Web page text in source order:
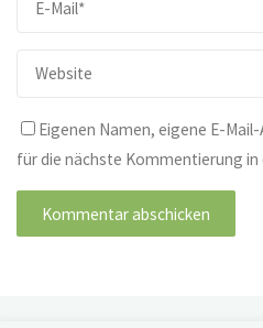
Eigenen Namen, eigene E-
für die nächste Kommentierung